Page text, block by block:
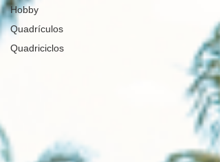
Hobby
Quadrículos
Quadriciclos